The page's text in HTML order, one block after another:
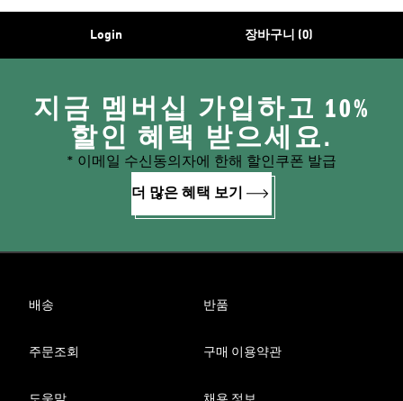
Login 장바구니 (0)
지금 멤버십 가입하고 10%
할인 혜택 받으세요.
* 이메일 수신동의자에 한해 할인쿠폰 발급
더 많은 혜택 보기
배송 반품
주문조회 구매 이용약관